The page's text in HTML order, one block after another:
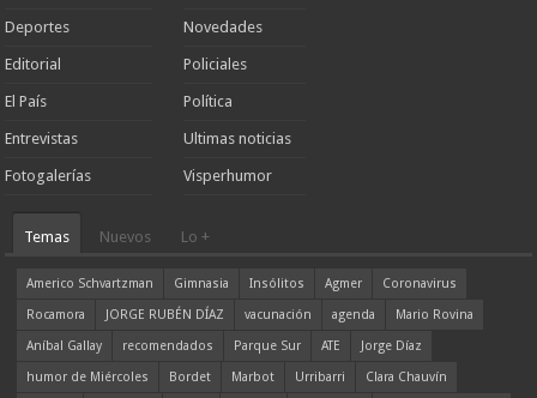
Deportes
Editorial
El País
Entrevistas
Fotogalerías
Novedades
Policiales
Política
Ultimas noticias
Visperhumor
Temas Nuevos Lo +
Americo Schvartzman Gimnasia Insólitos Agmer
Coronavirus
Rocamora
JORGE RUBÉN DÍAZ vacunación agenda
Mario Rovina
Aníbal Gallay
recomendados Parque Sur ATE
Jorge Díaz
humor de Miércoles
Bordet Marbot Urribarri
Clara Chauvín